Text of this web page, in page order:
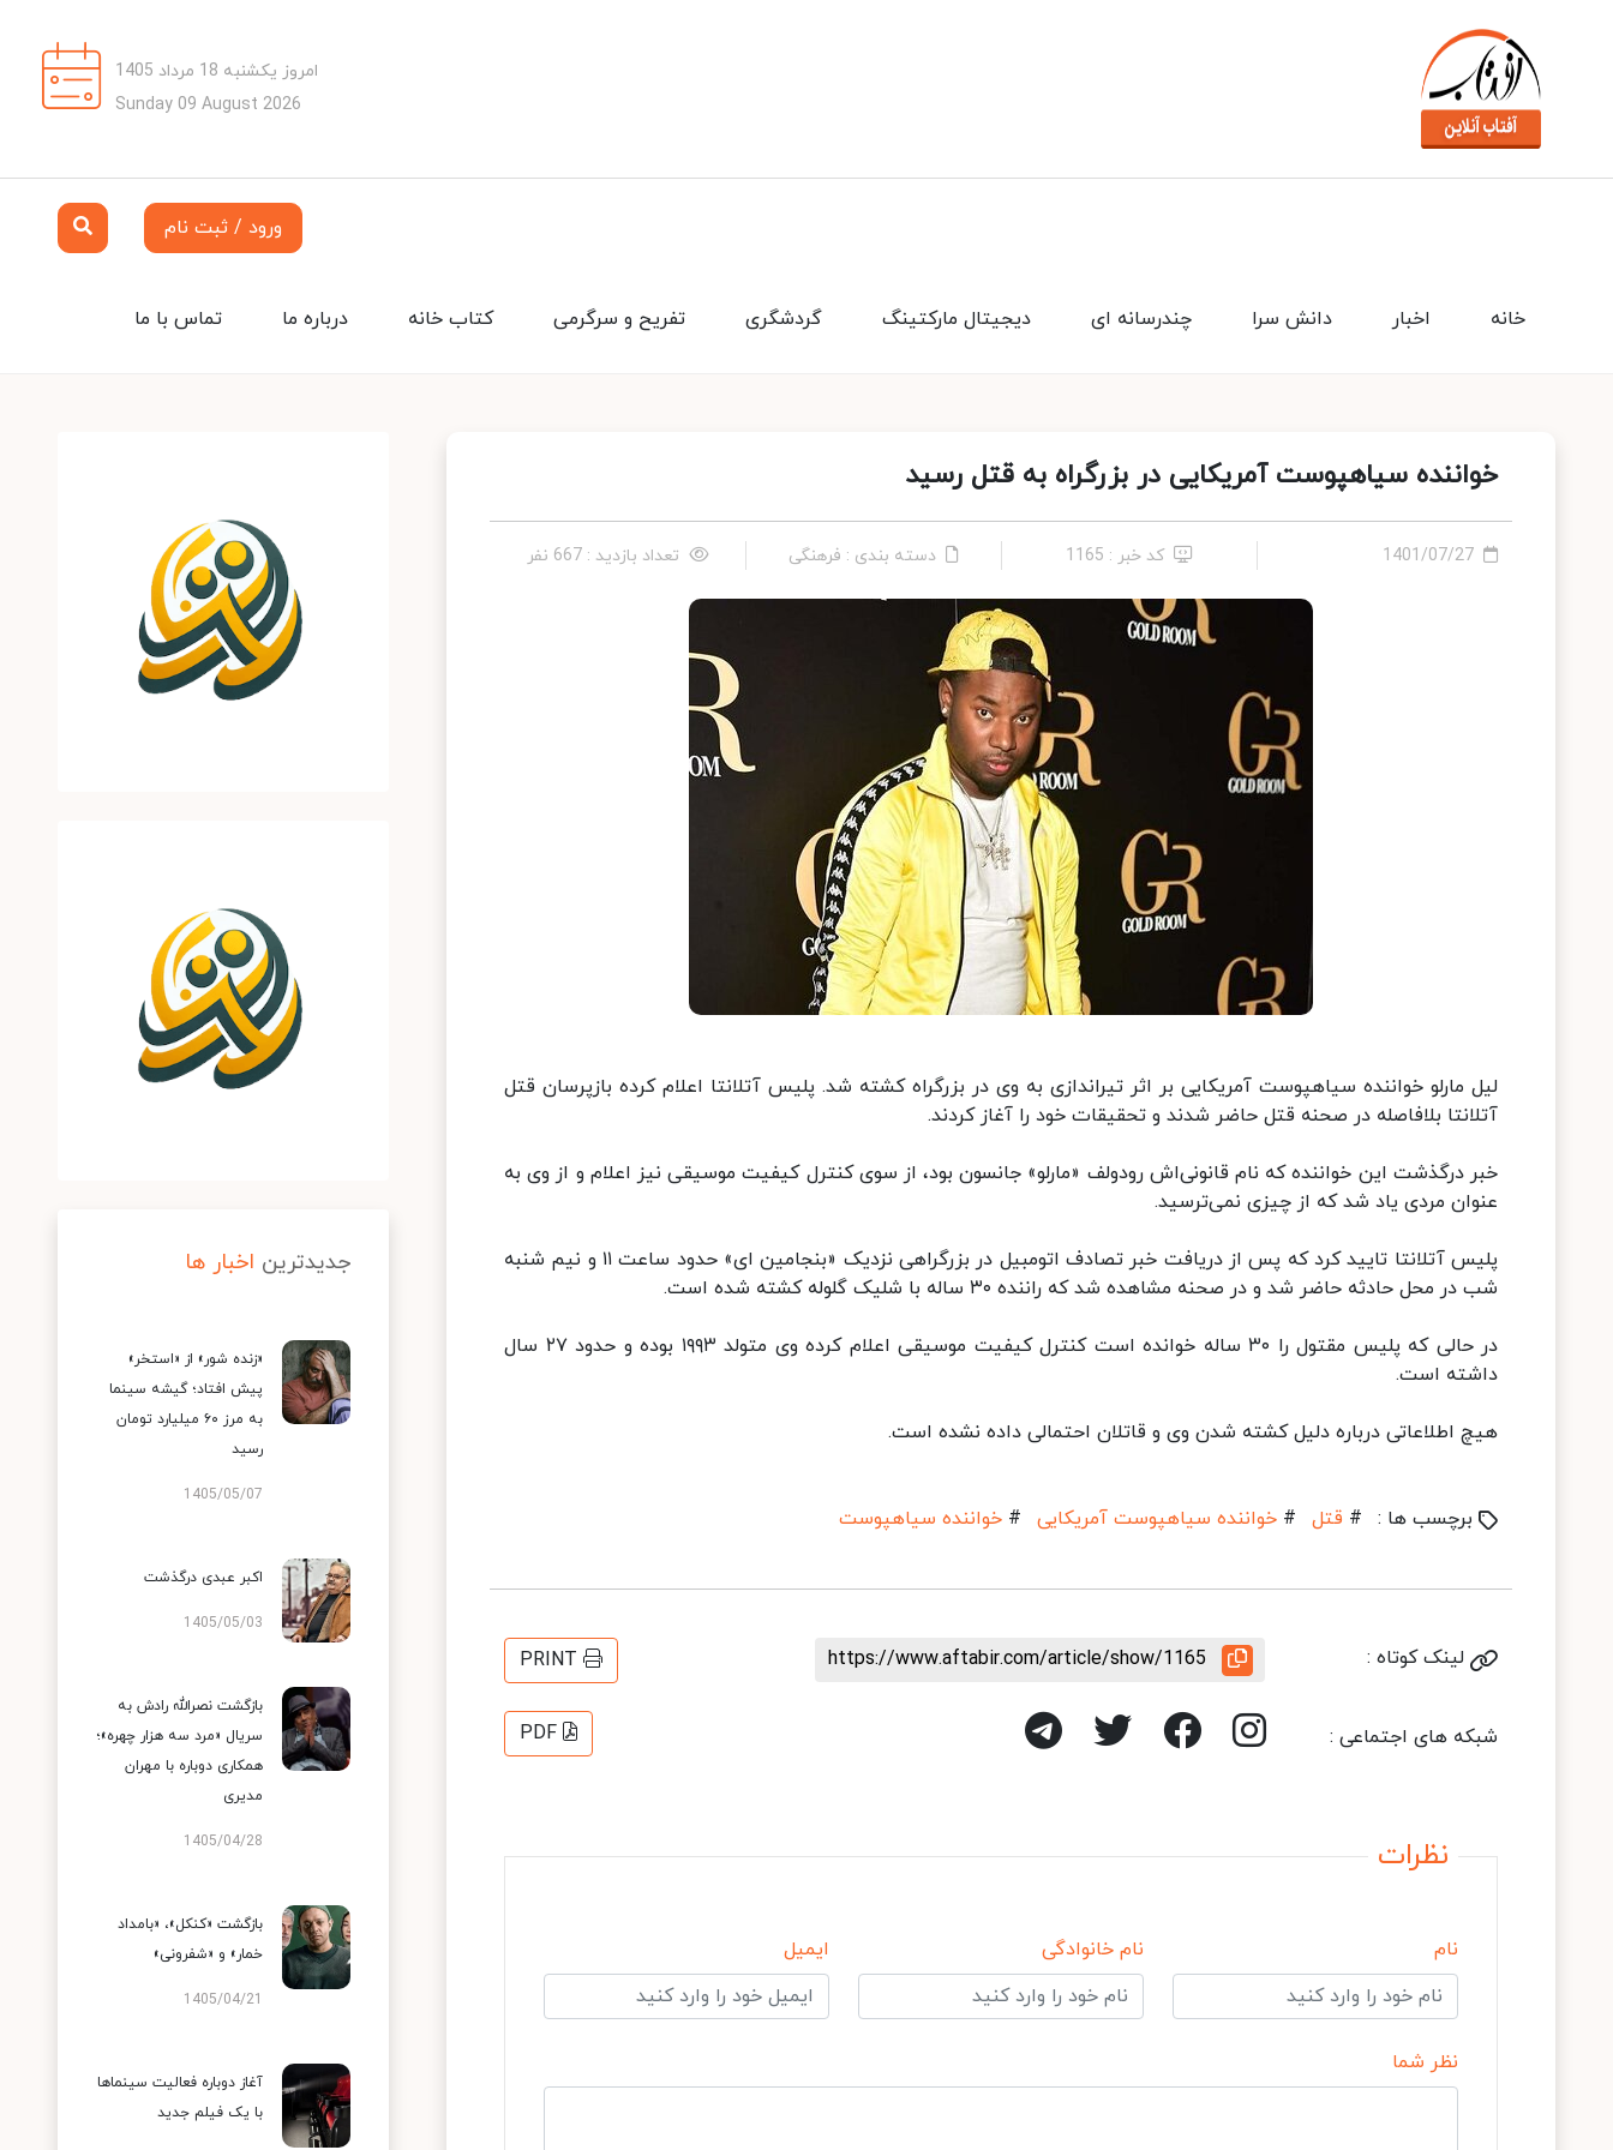
امروز یکشنبه 18 مرداد 1405
Sunday 09 August 2026
ورود / ثبت نام
تماس با ما درباره ما کتاب خانه تفریح و سرگرمی گردشگری دیجیتال مارکتینگ چندرسانه ای دانش سرا اخبار خانه
خواننده سیاهپوست آمریکایی در بزرگراه به قتل رسید
1401/07/27 کد خبر : 1165 دسته بندی : فرهنگی تعداد بازدید : 667 نفر
لیل مارلو خواننده سیاهپوست آمریکایی بر اثر تیراندازی به وی در بزرگراه کشته شد. پلیس آتلانتا اعلام کرده بازپرسان قتل
آتلانتا بلافاصله در صحنه قتل حاضر شدند و تحقیقات خود را آغاز کردند.
خبر درگذشت این خواننده که نام قانونی‌اش رودولف «مارلو» جانسون بود، از سوی کنترل کیفیت موسیقی نیز اعلام و از وی به
عنوان مردی یاد شد که از چیزی نمی‌ترسید.
پلیس آتلانتا تایید کرد که پس از دریافت خبر تصادف اتومبیل در بزرگراهی نزدیک «بنجامین ای» حدود ساعت ۱۱ و نیم شنبه
شب در محل حادثه حاضر شد و در صحنه مشاهده شد که راننده ۳۰ ساله با شلیک گلوله کشته شده است.
در حالی که پلیس مقتول را ۳۰ ساله خوانده است کنترل کیفیت موسیقی اعلام کرده وی متولد ۱۹۹۳ بوده و حدود ۲۷ سال
داشته است.
هیچ اطلاعاتی درباره دلیل کشته شدن وی و قاتلان احتمالی داده نشده است.
برچسب ها : # قتل # خواننده سیاهپوست آمریکایی # خواننده سیاهپوست
لینک کوتاه : https://www.aftabir.com/article/show/1165
PRINT
شبکه های اجتماعی : PDF
نظرات
نام نام خانوادگی ایمیل
نظر شما
جدیدترین اخبار ها
«زنده شور» از «استخر»
پیش افتاد؛ گیشه سینما
به مرز ۶۰ میلیارد تومان
رسید
1405/05/07
اکبر عبدی درگذشت
1405/05/03
بازگشت نصرالله رادش به
سریال «مرد سه هزار چهره»؛
همکاری دوباره با مهران
مدیری
1405/04/28
بازگشت «کنکل»، «بامداد
خمار» و «شفرونی»
1405/04/21
آغاز دوباره فعالیت سینماها
با یک فیلم جدید